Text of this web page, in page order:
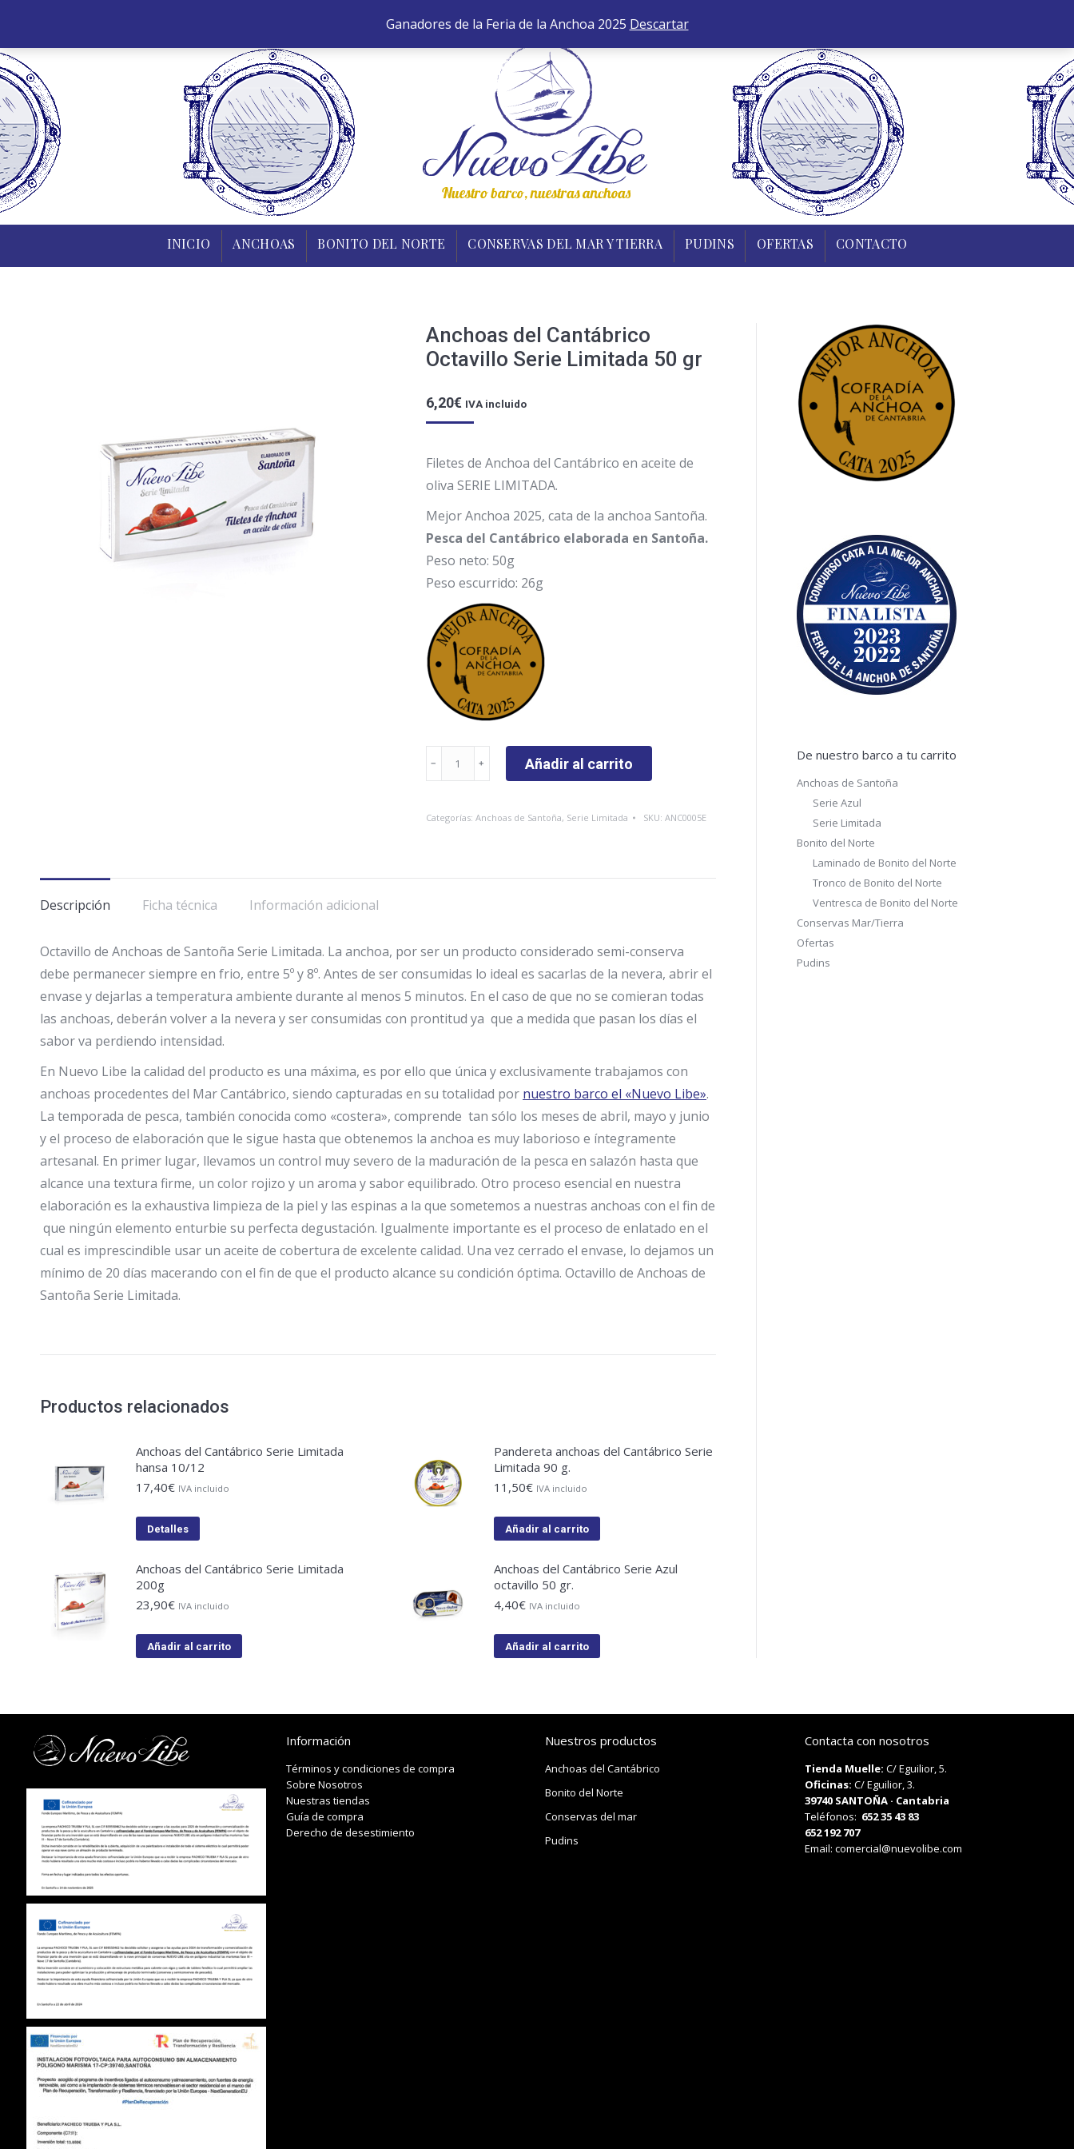
INICIO ANCHOAS BONITO DEL NORTE CONSERVAS DEL MAR Y TIERRA PUDINS OFERTAS CONTACTO
Anchoas del Cantábrico
Octavillo Serie Limitada 50 gr
6,20€ IVA incluido
Filetes de Anchoa del Cantábrico en aceite de
oliva SERIE LIMITADA.
Mejor Anchoa 2025, cata de la anchoa Santoña.
Pesca del Cantábrico elaborada en Santoña.
Peso neto: 50g
Peso escurrido: 26g
Anchoas
del
Octavillo
Añadir al carrito
Categorías: Anchoas de Santoña, Serie Limitada SKU: ANC0005E
Descripción Ficha técnica Información adicional
Octavillo de Anchoas de Santoña Serie Limitada. La anchoa, por ser un producto considerado semi-conserva
debe permanecer siempre en frio, entre 5º y 8º. Antes de ser consumidas lo ideal es sacarlas de la nevera, abrir el
envase y dejarlas a temperatura ambiente durante al menos 5 minutos. En el caso de que no se comieran todas
las anchoas, deberán volver a la nevera y ser consumidas con prontitud ya que a medida que pasan los días el
sabor va perdiendo intensidad.
En Nuevo Libe la calidad del producto es una máxima, es por ello que única y exclusivamente trabajamos con
anchoas procedentes del Mar Cantábrico, siendo capturadas en su totalidad por nuestro barco el «Nuevo Libe».
La temporada de pesca, también conocida como «costera», comprende tan sólo los meses de abril, mayo y junio
y el proceso de elaboración que le sigue hasta que obtenemos la anchoa es muy laborioso e íntegramente
artesanal. En primer lugar, llevamos un control muy severo de la maduración de la pesca en salazón hasta que
alcance una textura firme, un color rojizo y un aroma y sabor equilibrado. Otro proceso esencial en nuestra
elaboración es la exhaustiva limpieza de la piel y las espinas a la que sometemos a nuestras anchoas con el fin de
que ningún elemento enturbie su perfecta degustación. Igualmente importante es el proceso de enlatado en el
cual es imprescindible usar un aceite de cobertura de excelente calidad. Una vez cerrado el envase, lo dejamos un
mínimo de 20 días macerando con el fin de que el producto alcance su condición óptima. Octavillo de Anchoas de
Santoña Serie Limitada.
Productos relacionados
Anchoas del Cantábrico Serie Limitada
hansa 10/12
17,40€ IVA incluido
Detalles
Pandereta anchoas del Cantábrico Serie
Limitada 90 g.
11,50€ IVA incluido
Añadir al carrito
Anchoas del Cantábrico Serie Limitada
200g
23,90€ IVA incluido
Añadir al carrito
Anchoas del Cantábrico Serie Azul
octavillo 50 gr.
4,40€ IVA incluido
Añadir al carrito
De nuestro barco a tu carrito
Anchoas de Santoña
Serie Azul
Serie Limitada
Bonito del Norte
Laminado de Bonito del Norte
Tronco de Bonito del Norte
Ventresca de Bonito del Norte
Conservas Mar/Tierra
Ofertas
Pudins
Información
Términos y condiciones de compra
Sobre Nosotros
Nuestras tiendas
Guía de compra
Derecho de desestimiento
Nuestros productos
Anchoas del Cantábrico
Bonito del Norte
Conservas del mar
Pudins
Contacta con nosotros
Tienda Muelle: C/ Eguilior, 5.
Oficinas: C/ Eguilior, 3.
39740 SANTOÑA · Cantabria
Teléfonos: 652 35 43 83
652 192 707
Email: comercial@nuevolibe.com
Ganadores de la Feria de la Anchoa 2025 Descartar
ANCHOAS BONITO DEL NORTE CONSERVAS DEL MAR Y TIERRA